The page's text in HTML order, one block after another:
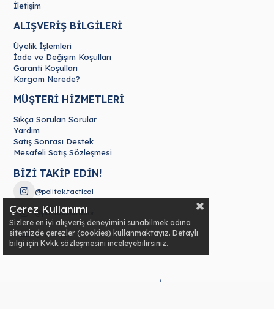
İletişim
ALIŞVERİŞ BİLGİLERİ
Üyelik İşlemleri
İade ve Değişim Koşulları
Garanti Koşulları
Kargom Nerede?
MÜŞTERİ HİZMETLERİ
Sıkça Sorulan Sorular
Yardım
Satış Sonrası Destek
Mesafeli Satış Sözleşmesi
BİZİ TAKİP EDİN!
@politak.tactical
@politak.outdoor
@tr.politak
Çerez Kullanımı
Sizlere en iyi alışveriş deneyimini sunabilmek adına
sitemizde çerezler (cookies) kullanmaktayız. Detaylı
bilgi için Kvkk sözleşmesini inceleyebilirsiniz.